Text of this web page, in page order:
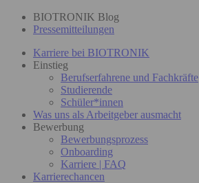
BIOTRONIK Blog
Pressemitteilungen
Karriere bei BIOTRONIK
Einstieg
Berufserfahrene und Fachkräfte
Studierende
Schüler*innen
Was uns als Arbeitgeber ausmacht
Bewerbung
Bewerbungsprozess
Onboarding
Karriere | FAQ
Karrierechancen